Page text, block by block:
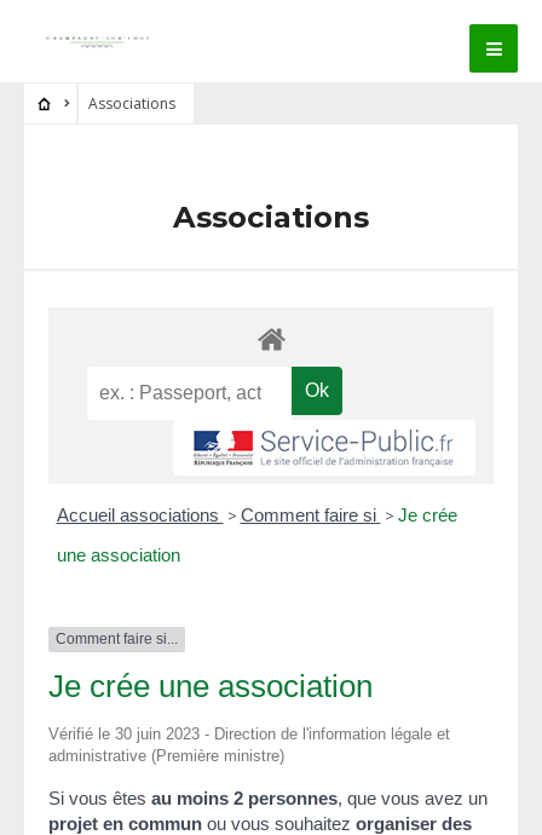
Associations
Associations
Accueil associations > Comment faire si > Je crée
une association
Comment faire si...
Je crée une association
Vérifié le 30 juin 2023 - Direction de l'information légale et
administrative (Première ministre)
Si vous êtes au moins 2 personnes, que vous avez un
projet en commun ou vous souhaitez organiser des